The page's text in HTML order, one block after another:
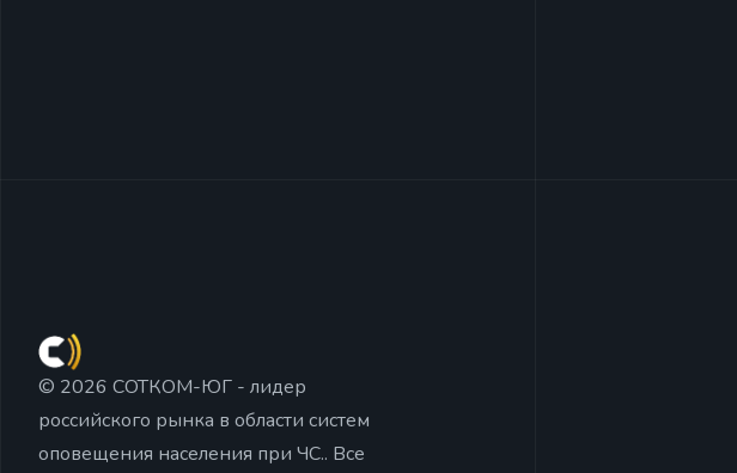
© 2026 СОТКОМ-ЮГ - лидер
российского рынка в области систем
оповещения населения при ЧС.. Все